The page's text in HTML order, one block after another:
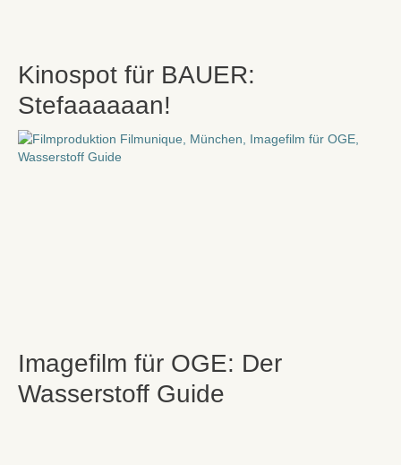
Kinospot für BAUER:
Stefaaaaaan!
Imagefilm für OGE: Der
Wasserstoff Guide